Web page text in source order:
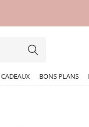
CADEAUX BONS PLANS